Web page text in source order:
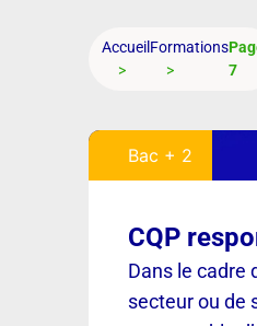
Accueil Formations
7
Bac + 2
CQP
Dans le cadre
secteur ou de